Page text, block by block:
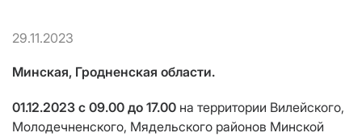
29.11.2023
Минская, Гродненская области.
01.12.2023 c 09.00 до 17.00 на территории Вилейского,
Молодечненского, Мядельского районов Минской